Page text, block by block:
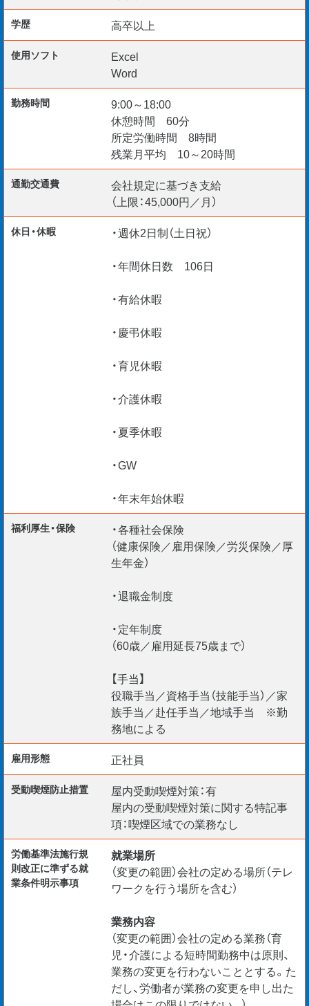
お問い合わせ・ご応募お待ちしております。
学歴 高卒以上
使用ソフト
Excel
Word
勤務時間
9:00～18:00
休憩時間 60分
所定労働時間 8時間
残業月平均 10～20時間
通勤交通費
会社規定に基づき支給
（上限：45,000円／月）
休日・休暇
・週休2日制（土日祝）
・年間休日数 106日
・有給休暇
・慶弔休暇
・育児休暇
・介護休暇
・夏季休暇
・GW
・年末年始休暇
福利厚生・保険
・各種社会保険
（健康保険／雇用保険／労災保険／厚
生年金）
・退職金制度
・定年制度
（60歳／雇用延長75歳まで）
【手当】
役職手当／資格手当（技能手当）／家
族手当／赴任手当／地域手当 ※勤
務地による
雇用形態 正社員
受動喫煙防⽌措置
屋内受動喫煙対策：有
屋内の受動喫煙対策に関する特記事
項：喫煙区域での業務なし
労働基準法施行規
則改正に準ずる就
業条件明示事項
就業場所
（変更の範囲）会社の定める場所（テレ
ワークを行う場所を含む）
業務内容
（変更の範囲）会社の定める業務（育
児・介護による短時間勤務中は原則、
業務の変更を行わないこととする。た
だし、労働者が業務の変更を申し出た